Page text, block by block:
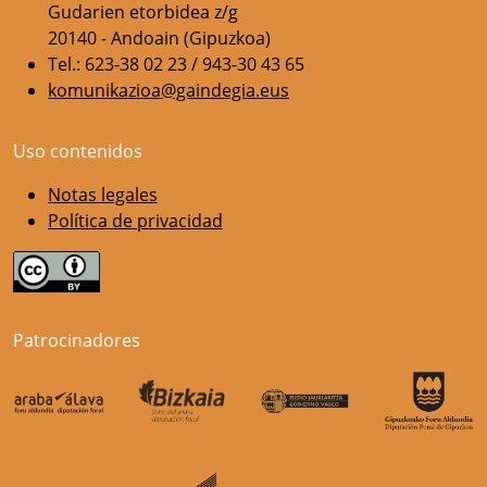
Gudarien etorbidea z/g
20140 - Andoain (Gipuzkoa)
Tel.: 623-38 02 23 / 943-30 43 65
komunikazioa@gaindegia.eus
Uso contenidos
Notas legales
Política de privacidad
Patrocinadores